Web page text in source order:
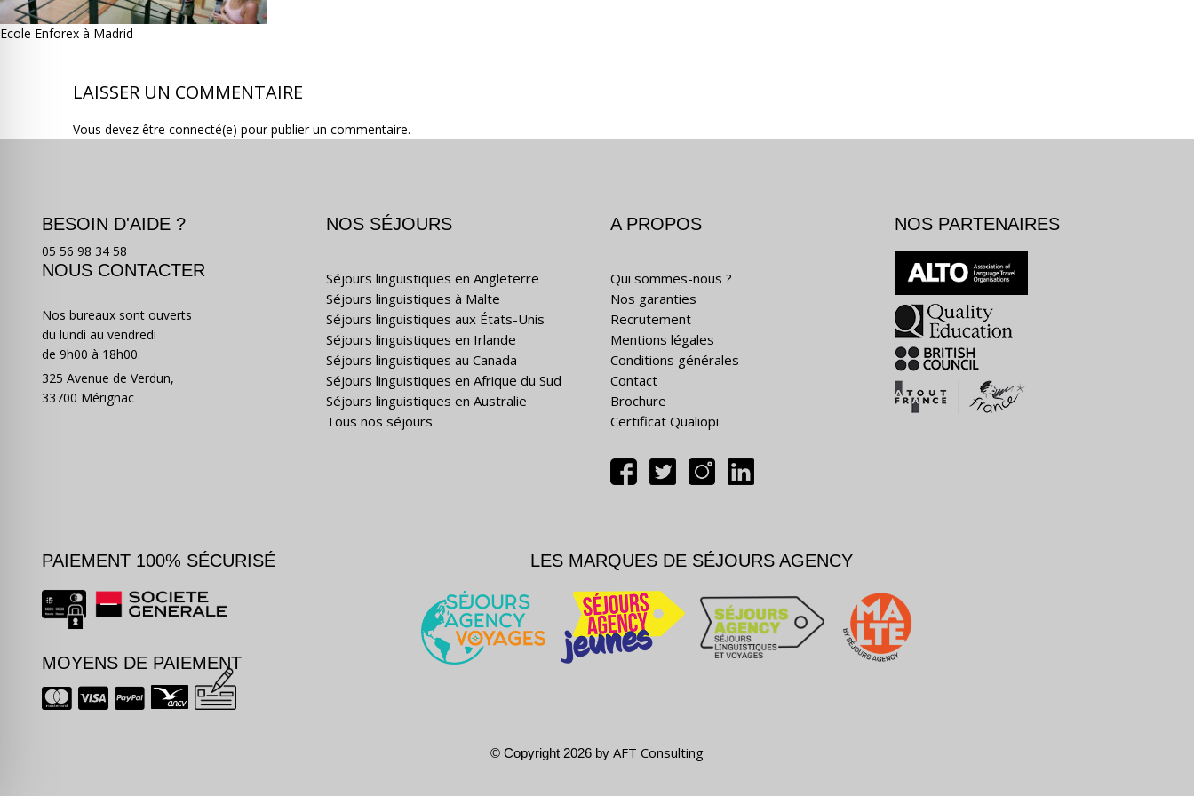
Ecole Enforex à Madrid
LAISSER UN COMMENTAIRE
Vous devez être connecté(e) pour publier un commentaire.
BESOIN D'AIDE ?
05 56 98 34 58
NOUS CONTACTER
Nos bureaux sont ouverts
du lundi au vendredi
de 9h00 à 18h00.
325 Avenue de Verdun,
33700 Mérignac
NOS SÉJOURS
Séjours linguistiques en Angleterre
Séjours linguistiques à Malte
Séjours linguistiques aux États-Unis
Séjours linguistiques en Irlande
Séjours linguistiques au Canada
Séjours linguistiques en Afrique du Sud
Séjours linguistiques en Australie
Tous nos séjours
A PROPOS
Qui sommes-nous ?
Nos garanties
Recrutement
Mentions légales
Conditions générales
Contact
Brochure
Certificat Qualiopi
NOS PARTENAIRES
PAIEMENT 100% SÉCURISÉ
MOYENS DE PAIEMENT
LES MARQUES DE SÉJOURS AGENCY
© Copyright 2026 by AFT Consulting